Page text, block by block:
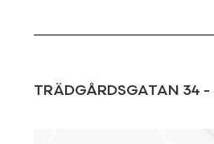
TRÄDGÅRDSGATAN 34 -